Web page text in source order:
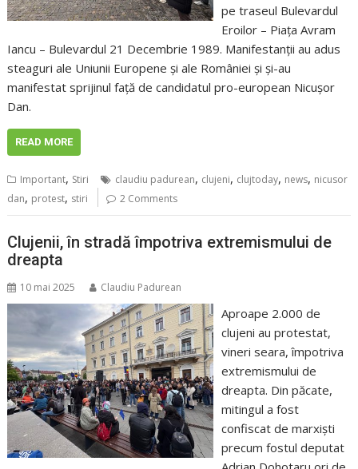
pe traseul Bulevardul
Eroilor – Piața Avram
Iancu – Bulevardul 21 Decembrie 1989. Manifestanții au adus
steaguri ale Uniunii Europene și ale României și și-au
manifestat sprijinul față de candidatul pro-european Nicușor
Dan.
READ MORE
Important, Stiri claudiu padurean, clujeni, clujtoday, news, nicusor
dan, protest, stiri 2 Comments
Clujenii, în stradă împotriva extremismului de
dreapta
10 mai 2025 Claudiu Padurean
Aproape 2.000 de
clujeni au protestat,
vineri seara, împotriva
extremismului de
dreapta. Din păcate,
mitingul a fost
confiscat de marxiști
precum fostul deputat